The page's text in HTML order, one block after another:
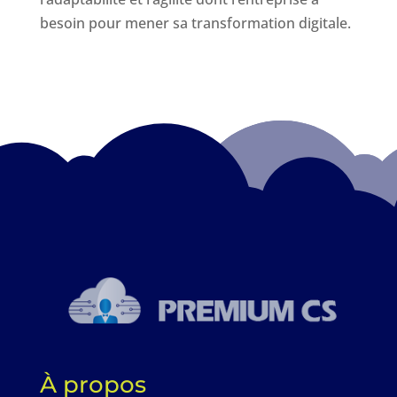
besoin pour mener sa transformation digitale.
À propos